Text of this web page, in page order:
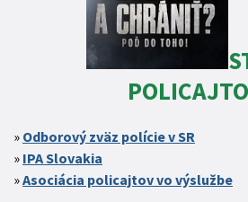
Odborový zväz polície v SR
IPA Slovakia
Asociácia policajtov vo výslužbe